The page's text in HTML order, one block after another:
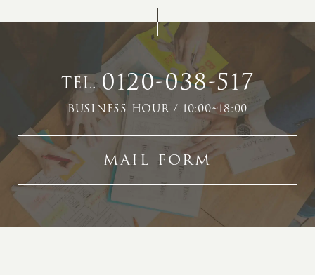
TEL.0120-038-517
BUSINESS HOUR / 10:00~18:00
MAIL FORM